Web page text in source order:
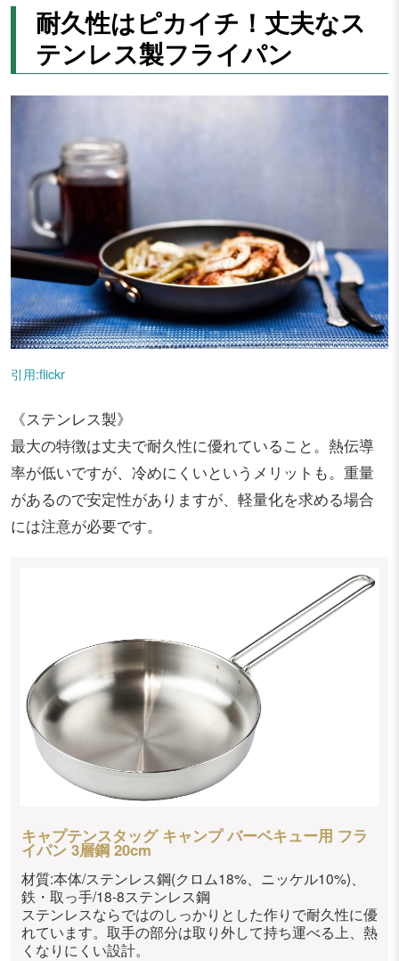
耐久性はピカイチ！丈夫なス
テンレス製フライパン
引用:flickr
《ステンレス製》
最大の特徴は丈夫で耐久性に優れていること。熱伝導
率が低いですが、冷めにくいというメリットも。重量
があるので安定性がありますが、軽量化を求める場合
には注意が必要です。
キャプテンスタッグ キャンプ バーベキュー用 フラ
イパン 3層鋼 20cm
材質:本体/ステンレス鋼(クロム18%、ニッケル10%)、
鉄・取っ手/18-8ステンレス鋼
ステンレスならではのしっかりとした作りで耐久性に優
れています。取手の部分は取り外して持ち運べる上、熱
くなりにくい設計。